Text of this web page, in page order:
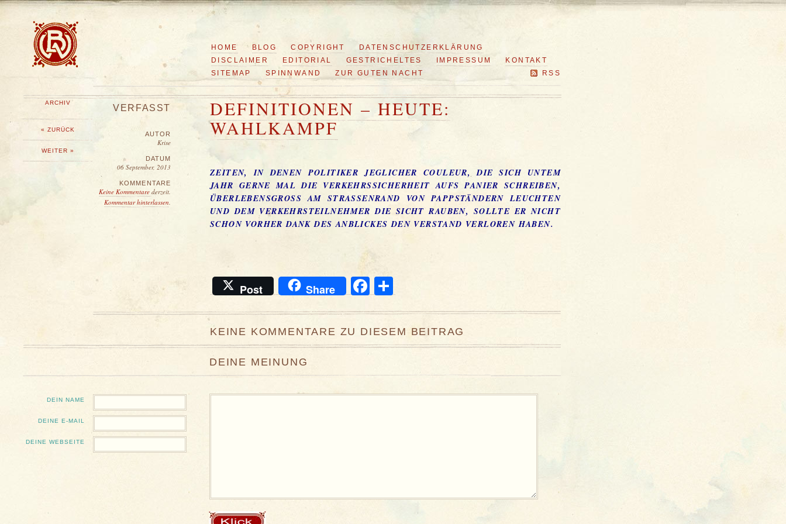
HOME BLOG COPYRIGHT
DATENSCHUTZERKLÄRUNG
DISCLAIMER
EDITORIAL GESTRICHELTES IMPRESSUM
KONTAKT
SITEMAP
SPINNWAND ZUR GUTEN NACHT RSS
ARCHIV
« ZURÜCK
WEITER »
VERFASST
AUTOR
Krise
DATUM
06 September, 2013
KOMMENTARE
Keine Kommentare derzeit.
Kommentar hinterlassen.
DEFINITIONEN – HEUTE:
WAHLKAMPF
ZEITEN, IN DENEN POLITIKER JEGLICHER COULEUR, DIE SICH UNTEM
JAHR GERNE MAL DIE VERKEHRSSICHERHEIT AUFS PANIER SCHREIBEN,
ÜBERLEBENSGROSS AM STRASSENRAND VON PAPPSTÄNDERN LEUCHTEN UN
D DEM VERKEHRSTEILNEHMER DIE SICHT RAUBEN, SOLLTE ER NICHT SC
HON VORHER DANK DES ANBLICKES DEN VERSTAND VERLOREN HABEN.
Post Share Facebook
KEINE KOMMENTARE ZU DIESEM BEITRAG
DEINE MEINUNG
DEIN NAME
DEINE E-MAIL
DEINE WEBSEITE